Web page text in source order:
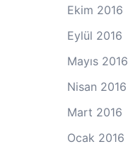
Ekim 2016
Eylül 2016
Mayıs 2016
Nisan 2016
Mart 2016
Ocak 2016